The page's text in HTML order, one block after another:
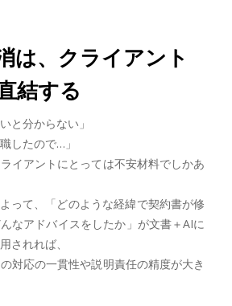
は、クライアント
結する
と分からない」
したので…」
イアントにとっては不安材料でしかあ
って、「どのような経緯で契約書が修
なアドバイスをしたか」が文書＋AIに
されれば、
対応の一貫性や説明責任の精度が大き